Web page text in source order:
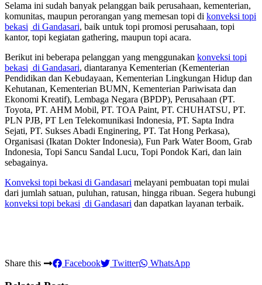
Selama ini sudah banyak pelanggan baik perusahaan, kementerian,
komunitas, maupun perorangan yang memesan topi di konveksi topi
bekasi di Gandasari, baik untuk topi promosi perusahaan, topi
kantor, topi kegiatan gathering, maupun topi acara.
Berikut ini beberapa pelanggan yang menggunakan konveksi topi
bekasi di Gandasari, diantaranya Kementerian (Kementerian
Pendidikan dan Kebudayaan, Kementerian Lingkungan Hidup dan
Kehutanan, Kementerian BUMN, Kementerian Pariwisata dan
Ekonomi Kreatif), Lembaga Negara (BPDP), Perusahaan (PT.
Toyota, PT. AHM Mobil, PT. TOA Paint, PT. CHUHATSU, PT.
PLN PJB, PT Len Telekomunikasi Indonesia, PT. Sapta Indra
Sejati, PT. Sukses Abadi Enginering, PT. Tat Hong Perkasa),
Organisasi (Ikatan Dokter Indonesia), Fun Park Water Boom, Grab
Indonesia, Topi Sancu Sandal Lucu, Topi Pondok Kari, dan lain
sebagainya.
Konveksi topi bekasi di Gandasari melayani pembuatan topi mulai
dari jumlah satuan, puluhan, ratusan, hingga ribuan. Segera hubungi
konveksi topi bekasi di Gandasari dan dapatkan layanan terbaik.
Share this Facebook Twitter WhatsApp